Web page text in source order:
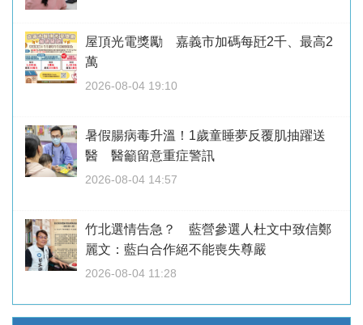
屋頂光電獎勵 嘉義市加碼每瓩2千、最高2
萬
2026-08-04 19:10
暑假腸病毒升溫！1歲童睡夢反覆肌抽躍送
醫 醫籲留意重症警訊
2026-08-04 14:57
竹北選情告急？ 藍營參選人杜文中致信鄭
麗文：藍白合作絕不能喪失尊嚴
2026-08-04 11:28